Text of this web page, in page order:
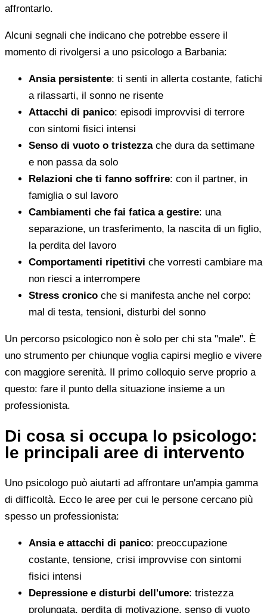
affrontarlo.
Alcuni segnali che indicano che potrebbe essere il
momento di rivolgersi a uno psicologo a Barbania:
Ansia persistente: ti senti in allerta costante, fatichi
a rilassarti, il sonno ne risente
Attacchi di panico: episodi improvvisi di terrore
con sintomi fisici intensi
Senso di vuoto o tristezzache dura da settimane
e non passa da solo
Relazioni che ti fanno soffrire: con il partner, in
famiglia o sul lavoro
Cambiamenti che fai fatica a gestire: una
separazione, un trasferimento, la nascita di un figlio,
la perdita del lavoro
Comportamenti ripetitivi che vorresti cambiare ma
non riesci a interrompere
Stress cronico che si manifesta anche nel corpo:
mal di testa, tensioni, disturbi del sonno
Un percorso psicologico non è solo per chi sta "male". È
uno strumento per chiunque voglia capirsi meglio e vivere
con maggiore serenità. Il primo colloquio serve proprio a
questo: fare il punto della situazione insieme a un
professionista.
Di cosa si occupa lo psicologo:
le principali aree di intervento
Uno psicologo può aiutarti ad affrontare un'ampia gamma
di difficoltà. Ecco le aree per cui le persone cercano più
spesso un professionista:
Ansia e attacchi di panico: preoccupazione
costante, tensione, crisi improvvise con sintomi
fisici intensi
Depressione e disturbi dell'umore: tristezza
prolungata, perdita di motivazione, senso di vuoto